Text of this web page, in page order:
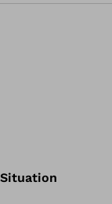
Situation